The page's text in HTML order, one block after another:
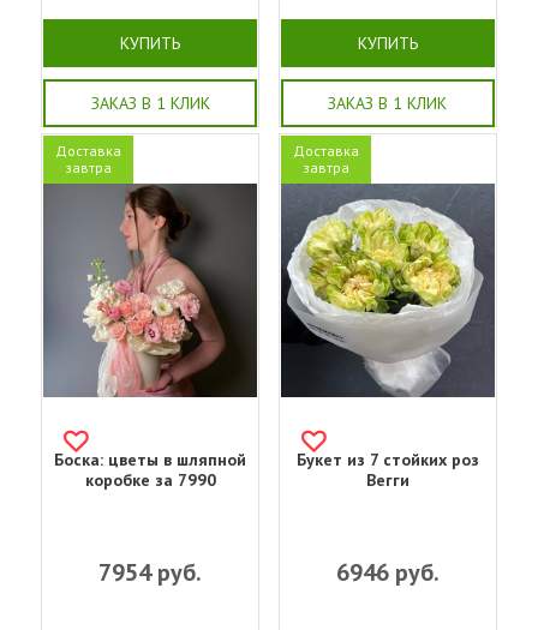
КУПИТЬ
ЗАКАЗ В 1 КЛИК
КУПИТЬ
ЗАКАЗ В 1 КЛИК
Доставка
завтра
Боска: цветы в шляпной
коробке за 7990
7954руб.
Доставка
завтра
Букет из 7 стойких роз
Вегги
6946руб.